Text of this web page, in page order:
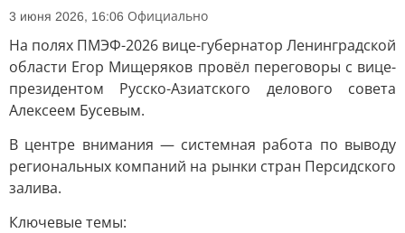
3 июня 2026, 16:06 Официально
На полях ПМЭФ-2026 вице-губернатор Ленинградской
области Егор Мищеряков провёл переговоры с вице-
президентом Русско-Азиатского делового совета
Алексеем Бусевым.
В центре внимания — системная работа по выводу
региональных компаний на рынки стран Персидского
залива.
Ключевые темы: